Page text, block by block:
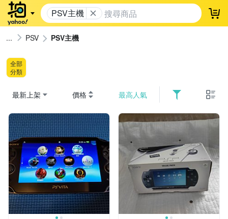
PSV主機 登
PSV PSV主機
全部
分類
最新上架 價格 最高人氣